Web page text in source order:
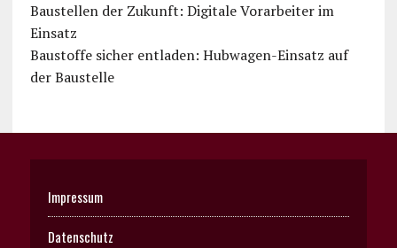
Baustellen der Zukunft: Digitale Vorarbeiter im
Einsatz
Baustoffe sicher entladen: Hubwagen-Einsatz auf
der Baustelle
Impressum
Datenschutz